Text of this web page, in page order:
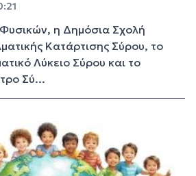
η Δημόσια Σχολή
Κατάρτισης Σύρου, το
Λύκειο Σύρου και το
Σύ...